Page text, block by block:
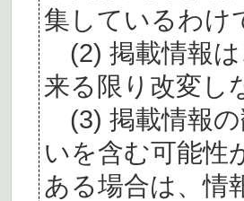
集しているわけ
(2) 掲載情報は
来る限り改変し
(3) 掲載情報の
いを含む可能性
ある場合は、情